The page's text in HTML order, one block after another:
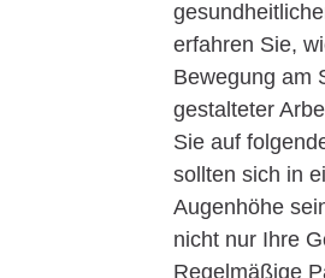
erfahren Sie,
Bewegung am
gestalteter
Sie auf
sollten sich in
Augenhöhe
nicht nur Ihre
Regelmäßige